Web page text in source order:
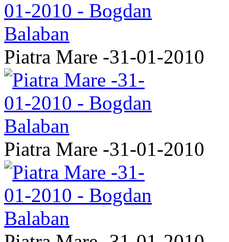
Piatra Mare -31-01-2010
Piatra Mare -31-01-2010